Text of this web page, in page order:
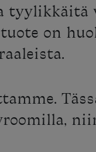
tyylikkäitä
on